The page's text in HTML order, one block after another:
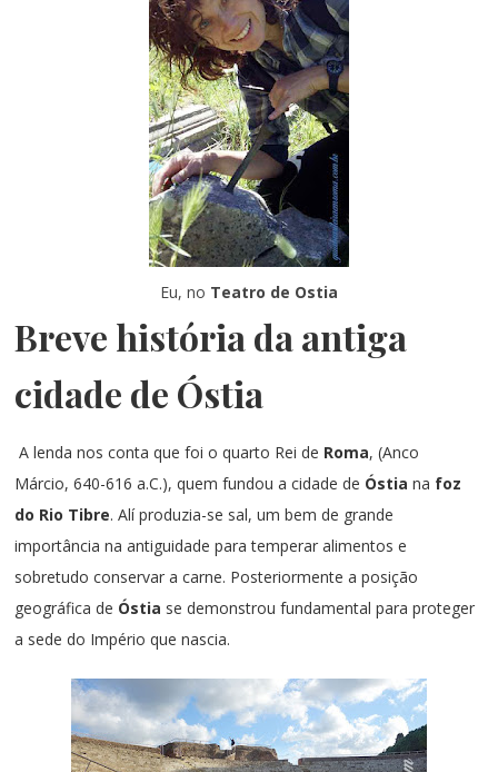
Eu, no Teatro de Ostia
Breve história da antiga
cidade de Óstia
A lenda nos conta que foi o quarto Rei de Roma, (Anco
Márcio,640-616 a.C.), quem fundou a cidade de Óstiana foz
do Rio Tibre. Alí produzia-se sal, um bem de grande
importância na antiguidade para temperar alimentos e
sobretudo conservar a carne. Posteriormente a posição
geográfica de Óstia se demonstrou fundamental para proteger
a sede do Império que nascia.